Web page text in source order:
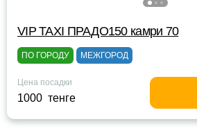
VIP TAXI ПРАДО150 камри 70
ПО ГОРОДУ МЕЖГОРОД
Цена посадки
1000 тенге